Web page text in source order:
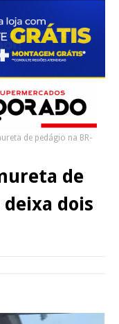
de pedágio na BR-
de
deixa dois